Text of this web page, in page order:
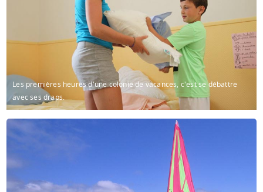
Les premières heures d'une colonie de vacances, c'est se débattre
avec ses draps.